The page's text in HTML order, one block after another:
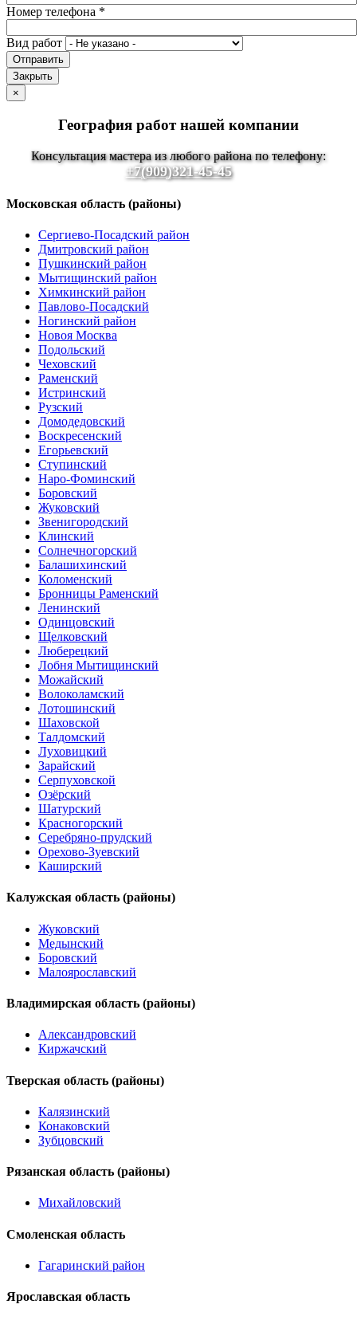
Номер телефона *
Вид работ
Отправить
Закрыть
×
География работ нашей компании
Консультация мастера из любого района по телефону:
+7(909)321-45-45
Московская область (районы)
Сергиево-Посадский район
Дмитровский район
Пушкинский район
Мытищинский район
Химкинский район
Павлово-Посадский
Ногинский район
Новоя Москва
Подольский
Чеховский
Раменский
Истринский
Рузский
Домодедовский
Воскресенский
Егорьевский
Ступинский
Наро-Фоминский
Боровский
Жуковский
Звенигородский
Клинский
Солнечногорский
Балашихинский
Коломенский
Бронницы Раменский
Ленинский
Одинцовский
Щелковский
Люберецкий
Лобня Мытищинский
Можайский
Волоколамский
Лотошинский
Шаховской
Талдомский
Луховицкий
Зарайский
Серпуховской
Озёрский
Шатурский
Красногорский
Серебряно-прудский
Орехово-Зуевский
Каширский
Калужская область (районы)
Жуковский
Медынский
Боровский
Малоярославский
Владимирская область (районы)
Александровский
Киржачский
Тверская область (районы)
Калязинский
Конаковский
Зубцовский
Рязанская область (районы)
Михайловский
Смоленская область
Гагаринский район
Ярославская область